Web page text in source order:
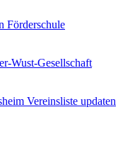
Förderschule
Wust-Gesellschaft
Vereinsliste updaten